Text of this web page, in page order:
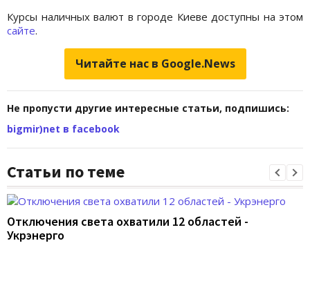
Курсы наличных валют в городе Киеве доступны на этом
сайте.
Читайте нас в Google.News
Не пропусти другие интересные статьи, подпишись:
bigmir)net в facebook
Статьи по теме
Отключения света охватили 12 областей -
Укрэнерго